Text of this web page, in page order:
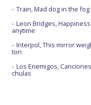
Train, Mad dog in the fog
Leon Bridges, Happiness
anytime
Interpol, This mirror
ton
Los Enemigos, Canciones
chulas